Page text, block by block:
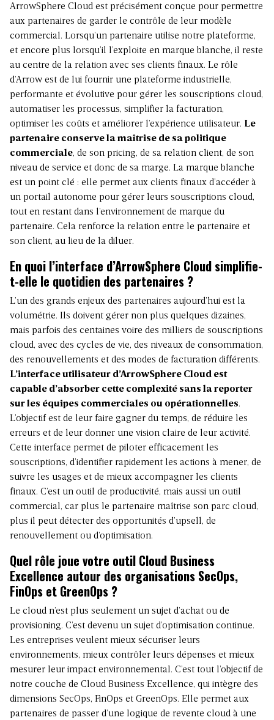
ArrowSphere Cloud est précisément conçue pour permettre
aux partenaires de garder le contrôle de leur modèle
commercial. Lorsqu’un partenaire utilise notre plateforme,
et encore plus lorsqu’il l’exploite en marque blanche, il reste
au centre de la relation avec ses clients finaux. Le rôle
d’Arrow est de lui fournir une plateforme industrielle,
performante et évolutive pour gérer les souscriptions cloud,
automatiser les processus, simplifier la facturation,
optimiser les coûts et améliorer l’expérience utilisateur. Le
partenaire conserve la maîtrise de sa politique
commerciale, de son pricing, de sa relation client, de son
niveau de service et donc de sa marge. La marque blanche
est un point clé : elle permet aux clients finaux d’accéder à
un portail autonome pour gérer leurs souscriptions cloud,
tout en restant dans l’environnement de marque du
partenaire. Cela renforce la relation entre le partenaire et
son client, au lieu de la diluer.
En quoi l’interface d’ArrowSphere Cloud simplifie-
t-elle le quotidien des partenaires ?
L’un des grands enjeux des partenaires aujourd’hui est la
volumétrie. Ils doivent gérer non plus quelques dizaines,
mais parfois des centaines voire des milliers de souscriptions
cloud, avec des cycles de vie, des niveaux de consommation,
des renouvellements et des modes de facturation différents.
L’interface utilisateur d’ArrowSphere Cloud est
capable d’absorber cette complexité sans la reporter
sur les équipes commerciales ou opérationnelles.
L’objectif est de leur faire gagner du temps, de réduire les
erreurs et de leur donner une vision claire de leur activité.
Cette interface permet de piloter efficacement les
souscriptions, d’identifier rapidement les actions à mener, de
suivre les usages et de mieux accompagner les clients
finaux. C’est un outil de productivité, mais aussi un outil
commercial, car plus le partenaire maîtrise son parc cloud,
plus il peut détecter des opportunités d’upsell, de
renouvellement ou d’optimisation.
Quel rôle joue votre outil Cloud Business
Excellence autour des organisations SecOps,
FinOps et GreenOps ?
Le cloud n’est plus seulement un sujet d’achat ou de
provisioning. C’est devenu un sujet d’optimisation continue.
Les entreprises veulent mieux sécuriser leurs
environnements, mieux contrôler leurs dépenses et mieux
mesurer leur impact environnemental. C’est tout l’objectif de
notre couche de Cloud Business Excellence, qui intègre des
dimensions SecOps, FinOps et GreenOps. Elle permet aux
partenaires de passer d’une logique de revente cloud à une